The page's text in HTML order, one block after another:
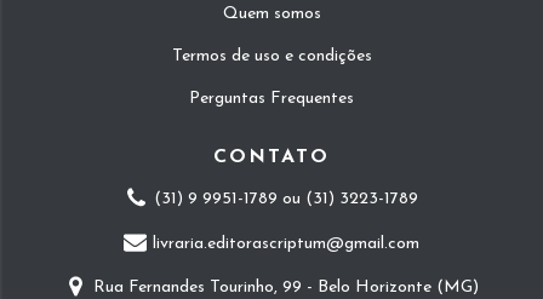
Quem somos
Termos de uso e condições
Perguntas Frequentes
CONTATO
(31) 9 9951-1789 ou (31) 3223-1789
livraria.editorascriptum@gmail.com
Rua Fernandes Tourinho, 99 - Belo Horizonte (MG)